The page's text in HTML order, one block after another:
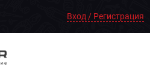
Вход / Регистрация